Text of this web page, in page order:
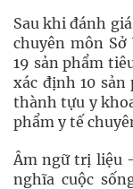
Sau khi đánh
chuyên môn
19 sản phẩm
xác định 10
thành tựu y
phẩm y tế
Âm ngữ trị liệu
nghĩa cuộc